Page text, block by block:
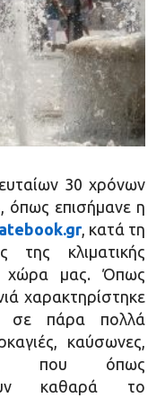
30 χρόνων
όπως επισήμανε η
, κατά τη
της κλιματικής
χώρα μας. Όπως
χαρακτηρίστηκε
σε πάρα πολλά
καύσωνες,
που όπως
καθαρά το